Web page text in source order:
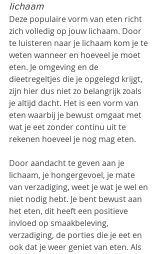
lichaam
Deze populaire vorm van eten richt
zich volledig op jouw lichaam. Door
te luisteren naar je lichaam kom je te
weten wanneer en hoeveel je moet
eten. Je omgeving en de
dieetregeltjes die je opgelegd krijgt,
zijn hier dus niet zo belangrijk zoals
je altijd dacht. Het is een vorm van
eten waarbij je bewust omgaat met
wat je eet zonder continu uit te
rekenen hoeveel je nog mag eten.
Door aandacht te geven aan je
lichaam, je hongergevoel, je mate
van verzadiging, weet je wat je wel en
niet nodig hebt. Je bent bewust aan
het eten, dit heeft een positieve
invloed op smaakbeleving,
verzadiging, de porties die je eet en
ook dat je weer geniet van eten. Als